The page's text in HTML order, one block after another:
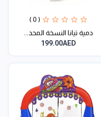
( 0 )
دمية تيانا النسخة المحد...
199.00AED